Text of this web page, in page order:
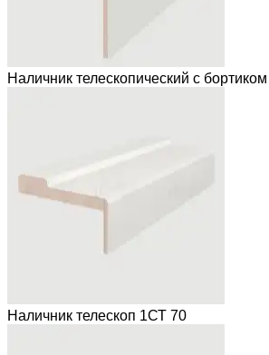
Наличник телескопический с
Наличник телескоп 1СТ 70